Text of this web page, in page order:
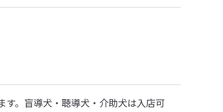
。盲導犬・聴導犬・介助犬は入店可